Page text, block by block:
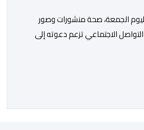
زد 212”، اليوم الجمعة، صحة منشورات وصور
الاجتماعي تزعم دعوته إلى